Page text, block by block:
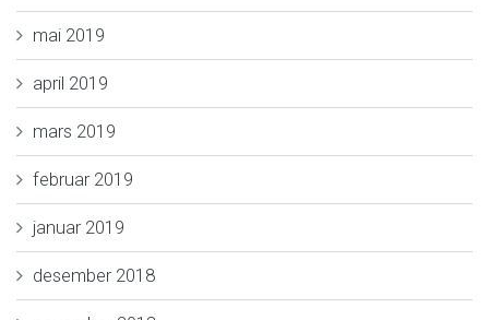
mai 2019
april 2019
mars 2019
februar 2019
januar 2019
desember 2018